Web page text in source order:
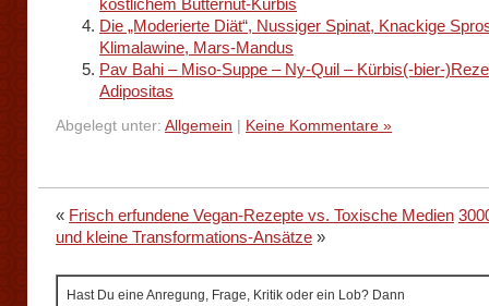
köstlichem Butternut-Kürbis
Die „Moderierte Diät“, Nussiger Spinat, Knackige
Klimalawine, Mars-Mandus
Pav Bahi – Miso-Suppe – Ny-Quil – Kürbis(-bier-
Adipositas
Abgelegt unter: Allgemein Keine Kommentare »
« Frisch erfundene Vegan-Rezepte vs. Toxische Medien
und kleine Transformations-Ansätze »
Hast Du eine Anregung, Frage, Kritik oder ein Lob? Dann